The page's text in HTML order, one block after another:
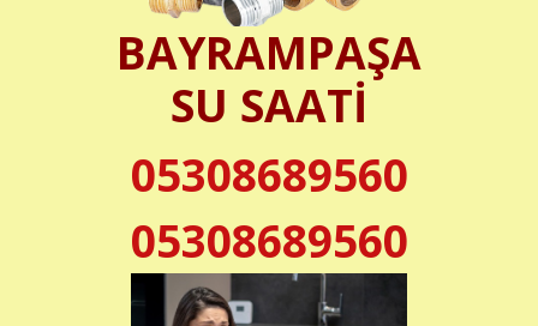
BAYRAMPAŞA
SU SAATİ
05308689560
05308689560